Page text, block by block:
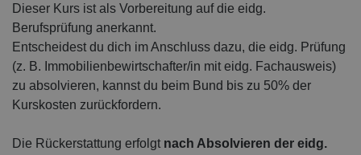
Dieser Kurs ist als Vorbereitung auf die eidg.
Berufsprüfung anerkannt.
Entscheidest du dich im Anschluss dazu, die eidg. Prüfung
(z. B. Immobilienbewirtschafter/in mit eidg. Fachausweis)
zu absolvieren, kannst du beim Bund bis zu 50% der
Kurskosten zurückfordern.
Die Rückerstattung erfolgt nach Absolvieren der eidg.